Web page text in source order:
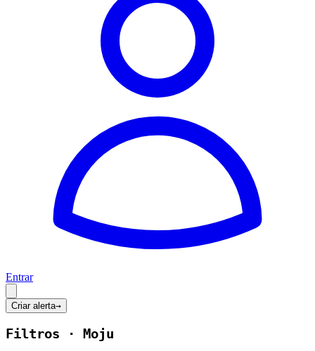
Entrar
Criar alerta→
Filtros · Moju